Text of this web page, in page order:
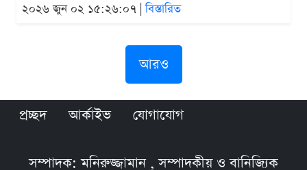
২০২৬ জুন ০২ ১৫:২৬:০৭ |বিস্তারিত
আরও
প্রচ্ছদ আর্কাইভ যোগাযোগ
সম্পাদক: মনিরুজ্জামান , সম্পাদকীয় ও বানিজ্যিক